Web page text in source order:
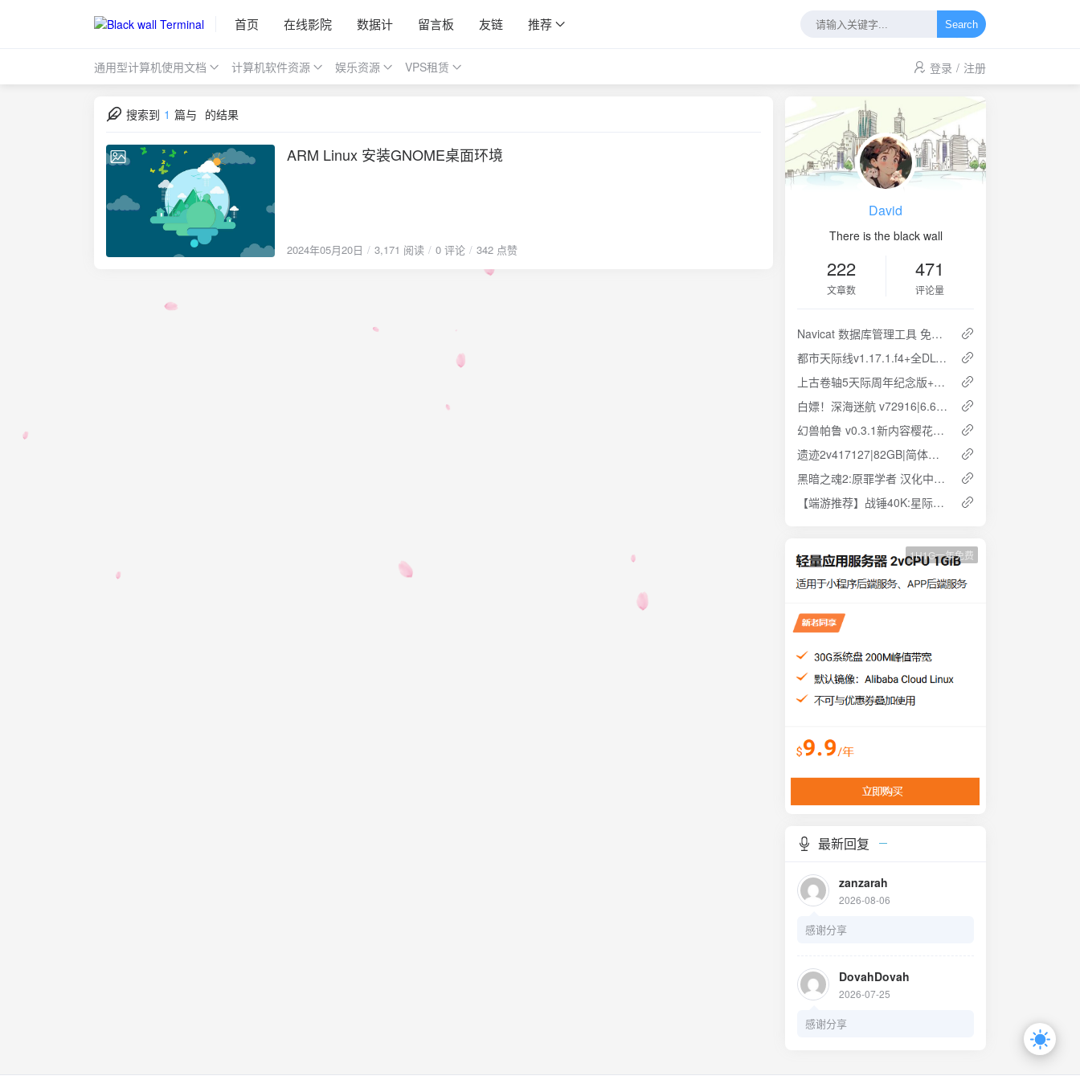
首页 在线影院 数据计 留言板 友链 推荐 Search
通用型计算机使用文档 计算机软件资源 娱乐资源 VPS租赁 登录 / 注册
搜索到 1 篇与 的结果
2024-05-20
ARM Linux 安装GNOME桌面环境
2024年05月20日 3,171 阅读 0 评论 342 点赞
David
There is the black wall
222
文章数
471
评论量
Navicat 数据库管理工具 免安装版解压即用
都市天际线v1.17.1.f4+全DLC+66个模组MOD 云盘下载 解压即玩
上古卷轴5天际周年纪念版+全DLC|1.6.1170|23GB|云盘下载解压即玩
白嫖！深海迷航 v72916|6.65GB|简体中文 云盘下载 解压即玩
幻兽帕鲁 v0.3.1新内容樱花岛 中文联机版 方简体中文 解压即玩 网盘下载
遗迹2v417127|82GB|简体中文.国语配音|全dlc|云盘下载 解压即玩
黑暗之魂2:原罪学者 汉化中文版 全dlc合集 云盘下载 解压即玩
【端游推荐】战锤40K:星际战士2 中文版 云盘下载
1H1G一年免费
最新回复
zanzarah
2026-08-06
感谢分享
DovahDovah
2026-07-25
感谢分享